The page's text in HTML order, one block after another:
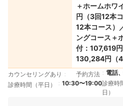
＋ホームホワ
円（3回12本
12本コース）
ングコース＋
付：107,619
130,284円（4
カウンセリングあり 予約方法
電話
診療時間（平日）
10:30〜19:00診療時
日）